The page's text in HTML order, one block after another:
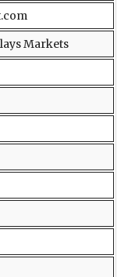
Markets